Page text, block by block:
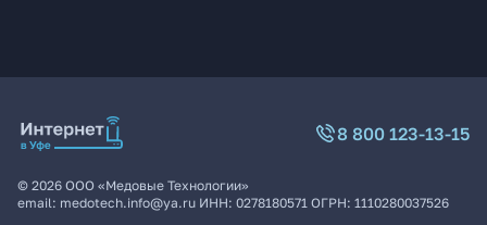
8 800 123-13-15
© 2026 ООО «Медовые Технологии»
email: medotech.info@ya.ru ИНН: 0278180571 ОГРН: 1110280037526